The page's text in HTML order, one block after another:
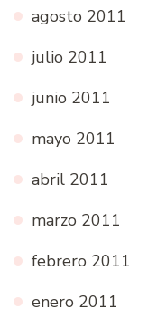
agosto 2011
julio 2011
junio 2011
mayo 2011
abril 2011
marzo 2011
febrero 2011
enero 2011